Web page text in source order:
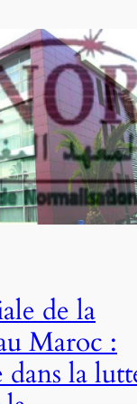
de la
Maroc :
dans la